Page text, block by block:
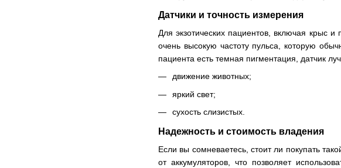
Датчики и точность измерения
Для экзотических пациентов, включая крыс
очень высокую частоту пульса, которую
пациента есть темная пигментация, датчик
движение животных;
яркий свет;
сухость слизистых.
Надежность и стоимость владения
Если вы сомневаетесь, стоит ли покупать
от аккумуляторов, что позволяет